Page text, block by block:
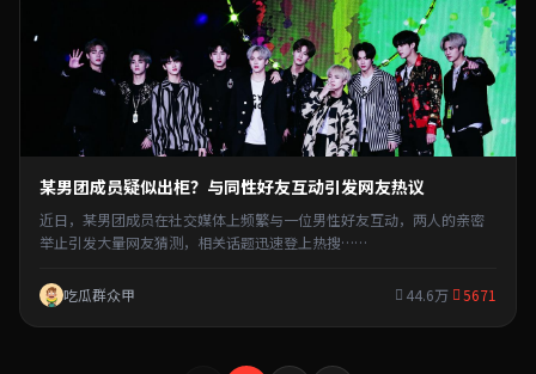
某男团成员疑似出柜？与同性好友互动引发网友热议
近日，某男团成员在社交媒体上频繁与一位男性好友互动，两人的亲密
举止引发大量网友猜测，相关话题迅速登上热搜……
吃瓜群众甲 44.6万 5671